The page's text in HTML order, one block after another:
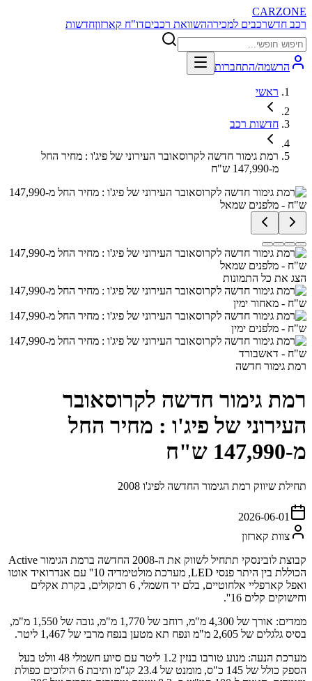
CARZONE
רכב חדשרכבים למכירההשוואת רכביםדו"ח קארזוןחדשות
הרשמה/התחברות
ראשי
חדשות רכב
רמת גימור חדשה לקרוסאובר העירוני של פיג'ו : מחיר החל
מ-147,990 ש"ח
הצג את כל התמונות
רמת גימור חדשה
רמת גימור חדשה לקרוסאובר
העירוני של פיג'ו : מחיר החל
מ-147,990 ש"ח
תחילת שיווק רמת הגימור החדשה לפיג'ו 2008
2026-06-01
צוות קארזון
קבוצת לובינסקי תתחיל לשווק את ה-2008 החדשה ברמת הגימור Active
הכוללת בין היתר פנסי LED, מערכת מולטימדיה 10'' עם אנדרואיד אוטו
ואפל קארפליי אלחוטיים, בלם יד חשמלי, 6 רמקולים, בקרת אקלים
וחישוקים קלים 16''.
ממדים: אורך של 4,300 מ"מ, רוחב של 1,770 מ"מ, גובה של 1,550 מ"מ,
בסיס גלגלים של 2,605 מ"מ ונפח תא מטען בנפח מרבי של 1,467 ליטר.
מערכת הנעה: מנוע טורבו בנזין 1.2 ליטר עם סיוע חשמלי 48 וולט בעל
הספק כולל של 145 כ"ס, מומנט של 23.4 קג"מ ותיבת 6 הילוכים כפולת